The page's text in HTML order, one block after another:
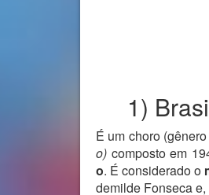
1)
É um choro
o) composto em
o. É considerado o
demilde Fonseca